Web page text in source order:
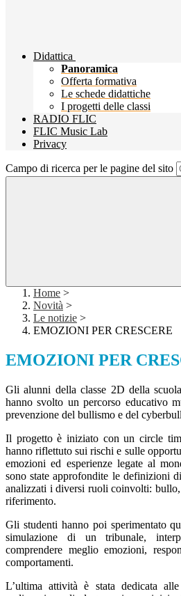
Didattica
Panoramica
Offerta formativa
Le schede didattiche
I progetti delle classi
RADIO FLIC
FLIC Music Lab
Privacy
Campo di ricerca per le pagine del sito
Home >
Novità >
Le notizie >
EMOZIONI PER CRESCERE
EMOZIONI PER
Gli alunni della classe 2D della
hanno svolto un percorso educativo
prevenzione del bullismo e del
Il progetto è iniziato con un circle
hanno riflettuto sui rischi e sulle
emozioni ed esperienze legate al
sono state approfondite le definizioni
analizzati i diversi ruoli coinvolti:
riferimento.
Gli studenti hanno poi sperimentato
simulazione di un tribunale,
comprendere meglio emozioni,
comportamenti.
L’ultima attività è stata dedicata